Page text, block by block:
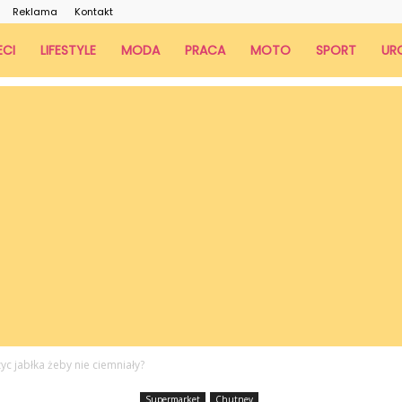
Reklama Kontakt
LIFESTYLE MODA PRACA MOTO SPORT
jabłka żeby nie ciemniały?
Supermarket Chutney